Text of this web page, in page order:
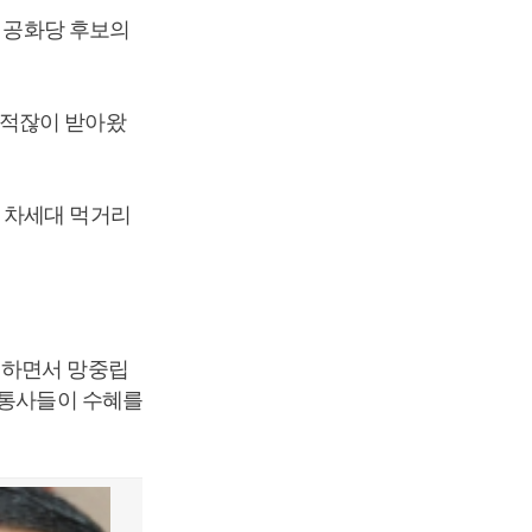
화당 후보의
잖이 받아왔
세대 먹거리
면서 망중립
사들이 수혜를